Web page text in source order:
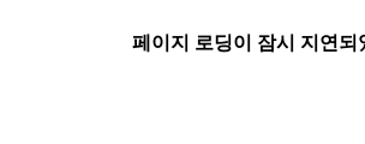
페이지 로딩이 잠시 지연